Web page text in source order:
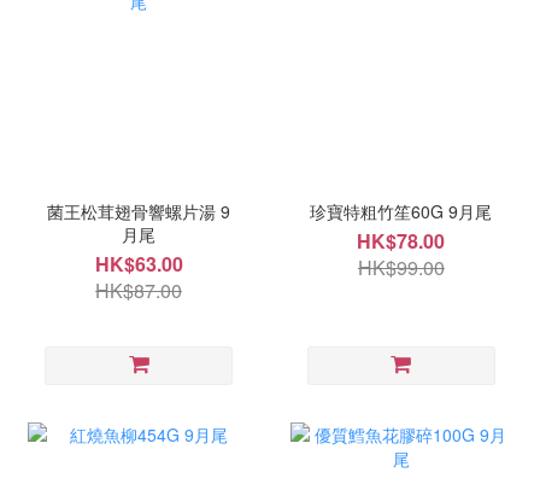
菌王松茸翅骨響螺片湯 9
月尾
HK$63.00
HK$87.00
珍寶特粗竹笙60G 9月尾
HK$78.00
HK$99.00